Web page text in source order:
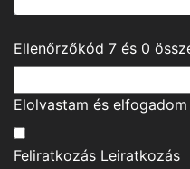
Ellenőrzőkód 7 és 0
Elolvastam és elfogadom
Feliratkozás Leiratkozás